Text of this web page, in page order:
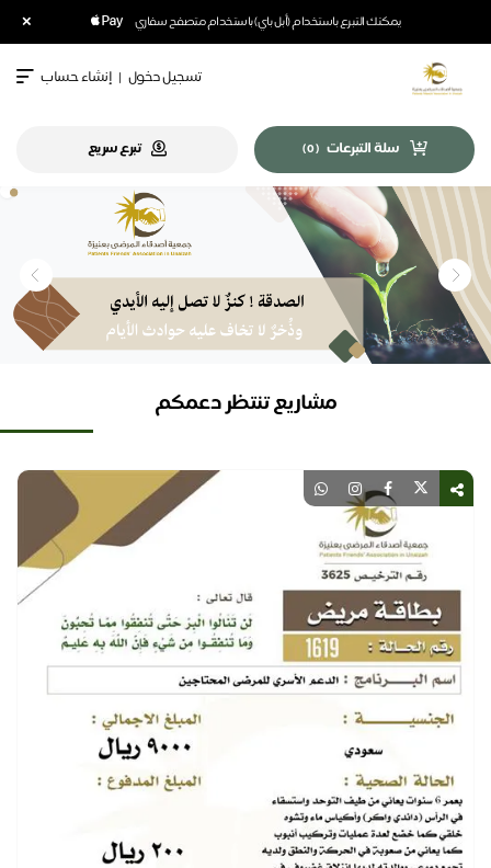
يمكنك التبرع باستخدام (أبل باي) باستخدام متصفح سفاري
تسجيل دخول | إنشاء حساب
سلة التبرعات (
0
) تبرع سريع
مشاريع تنتظر دعمكم